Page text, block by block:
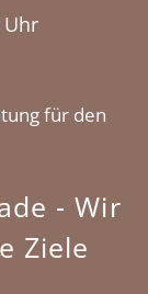
Uhr
für den
- Wir
Ziele